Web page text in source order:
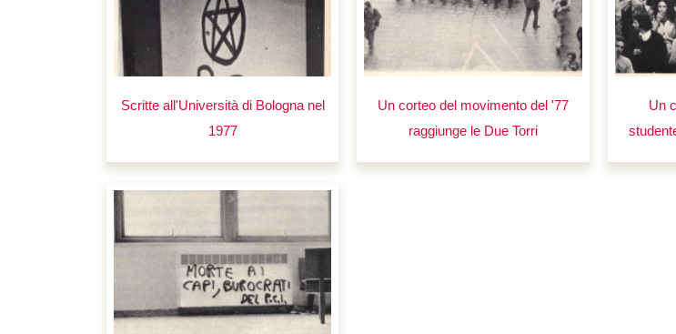
Scritte all'Università di Bologna nel
1977
Un corteo del movimento del '77
raggiunge le Due Torri
Un